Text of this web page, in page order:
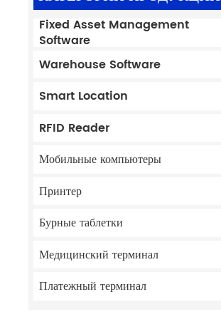
Fixed Asset Management
Software
Warehouse Software
Smart Location
RFID Reader
Мобильные компьютеры
Принтер
Бурные таблетки
Медицинский терминал
Платежный терминал